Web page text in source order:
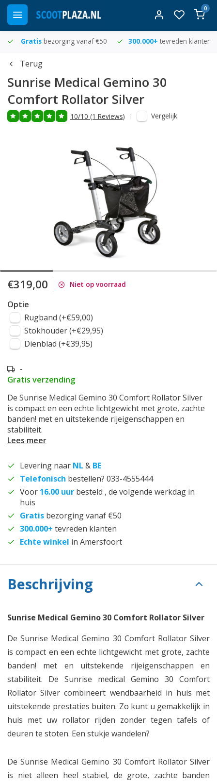
0
Gratis bezorging vanaf €50 300.000+ tevreden klanten
Terug
Sunrise Medical Gemino 30
Comfort Rollator Silver
10/10 (1 Reviews) Vergelijk
€319,00 Niet op voorraad
Optie
Rugband (+€59,00)
Stokhouder (+€29,95)
Dienblad (+€39,95)
-
Gratis verzending
De Sunrise Medical Gemino 30 Comfort Rollator Silver
is compact en een echte lichtgewicht met grote, zachte
banden! met en uitstekende rijeigenschappen en
stabiliteit.
Lees meer
Levering naar NL & BE
Telefonisch bestellen? 033-4555444
Voor 16.00 uur besteld , de volgende werkdag in
huis
Gratis bezorging vanaf €50
300.000+ tevreden klanten
Echte winkel in Amersfoort
Beschrijving
Sunrise Medical Gemino 30 Comfort Rollator Silver
De Sunrise Medical Gemino 30 Comfort Rollator Silver
is compact en een echte lichtgewicht met grote, zachte
banden! met en uitstekende rijeigenschappen en
stabiliteit. De Sunrise medical Gemino 30 Comfort
Rollator Silver combineert wendbaarheid in huis met
uitstekende prestaties buiten. Zo kunt u gemakkelijk in
huis met uw rollator rijden zonder tegen tafels of
deuren te stoten. Een stukje wandelen?
De Sunrise Medical Gemino 30 Comfort Rollator Silver
is niet alleen heel stabiel, de grote, zachte banden